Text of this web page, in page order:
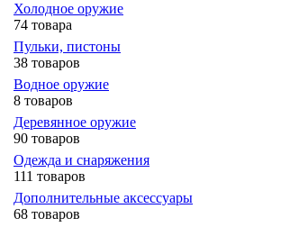
Холодное оружие
74 товара
Пульки, пистоны
38 товаров
Водное оружие
8 товаров
Деревянное оружие
90 товаров
Одежда и снаряжения
111 товаров
Дополнительные аксессуары
68 товаров